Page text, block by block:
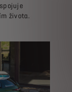
života.